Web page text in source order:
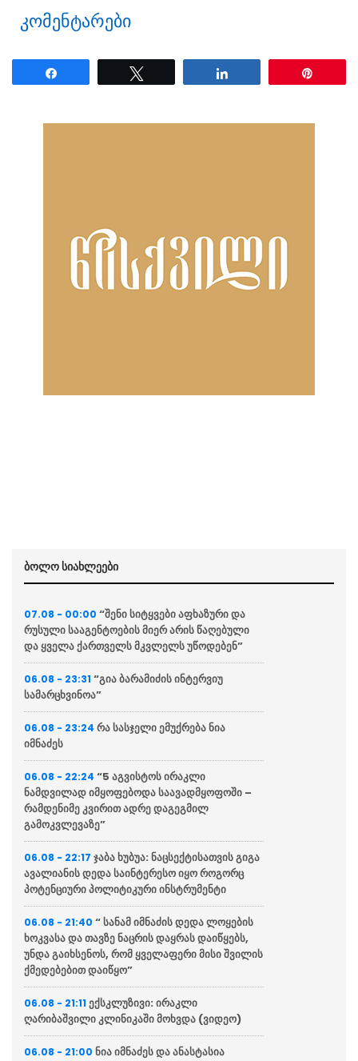
კომენტარები
ბოლო სიახლეები
07.08 - 00:00 “შენი სიტყვები აფხაზური და
რუსული სააგენტოების მიერ არის წაღებული
და ყველა ქართველს მკვლელს უწოდებენ”
06.08 - 23:31 “გია ბარამიძის ინტერვიუ
სამარცხვინოა”
06.08 - 23:24 რა სასჯელი ემუქრება ნია
იმნაძეს
06.08 - 22:24 “5 აგვისტოს ირაკლი
ნამდვილად იმყოფებოდა საავადმყოფოში –
რამდენიმე კვირით ადრე დაგეგმილ
გამოკვლევაზე”
06.08 - 22:17 ჯაბა ხუბუა: ნაცსექტისათვის გიგა
ავალიანის დედა საინტერესო იყო როგორც
პოტენციური პოლიტიკური ინსტრუმენტი
06.08 - 21:40 “ სანამ იმნაძის დედა ლოყების
ხოკვასა და თავზე ნაცრის დაყრას დაიწყებს,
უნდა გაიხსენოს, რომ ყველაფერი მისი შვილის
ქმედებებით დაიწყო”
06.08 - 21:11 ექსკლუზივი: ირაკლი
ღარიბაშვილი კლინიკაში მოხვდა (ვიდეო)
06.08 - 21:00 ნია იმნაძეს და ანასტასია